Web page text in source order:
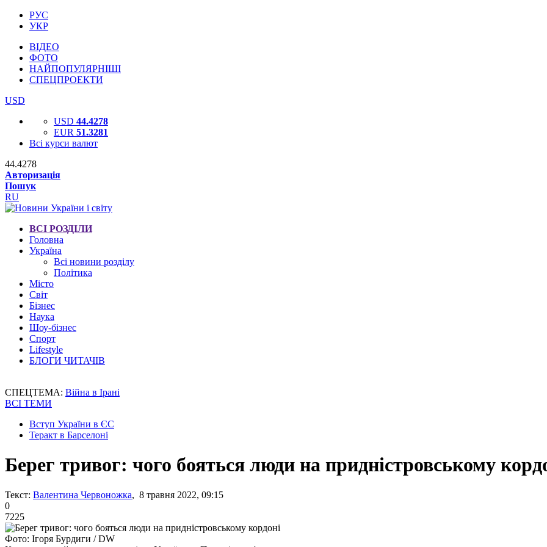
РУС
УКР
ВІДЕО
ФОТО
НАЙПОПУЛЯРНІШІ
СПЕЦПРОЕКТИ
USD
USD 44.4278
EUR 51.3281
Всі курси валют
44.4278
Авторизація
Пошук
RU
ВСІ РОЗДІЛИ
Головна
Україна
Всі новини розділу
Політика
Місто
Світ
Бізнес
Наука
Шоу-бізнес
Спорт
Lifestyle
БЛОГИ ЧИТАЧІВ
СПЕЦТЕМА: Війна в Ірані
ВСІ ТЕМИ
Вступ України в ЄС
Теракт в Барселоні
Берег тривог: чого бояться люди на придністровському
Текст: Валентина Червоножка, 8 травня 2022, 09:15
0
7225
Фото: Ігоря Бурдиги / DW